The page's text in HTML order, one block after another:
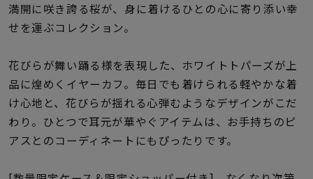
コレクション
レディース
リングサイズ
～
メンズ
満開に咲き誇る桜が、身に着けるひとの心に寄り添い幸
せを運ぶコレクション。
花びらが舞い踊る様を表現した、ホワイトトパーズが上
品に煌めくイヤーカフ。毎日でも着けられる軽やかな着
け心地と、花びらが揺れる心弾むようなデザインがこだ
わり。ひとつで耳元が華やぐアイテムは、お手持ちのピ
アスとのコーディネートにもぴったりです。